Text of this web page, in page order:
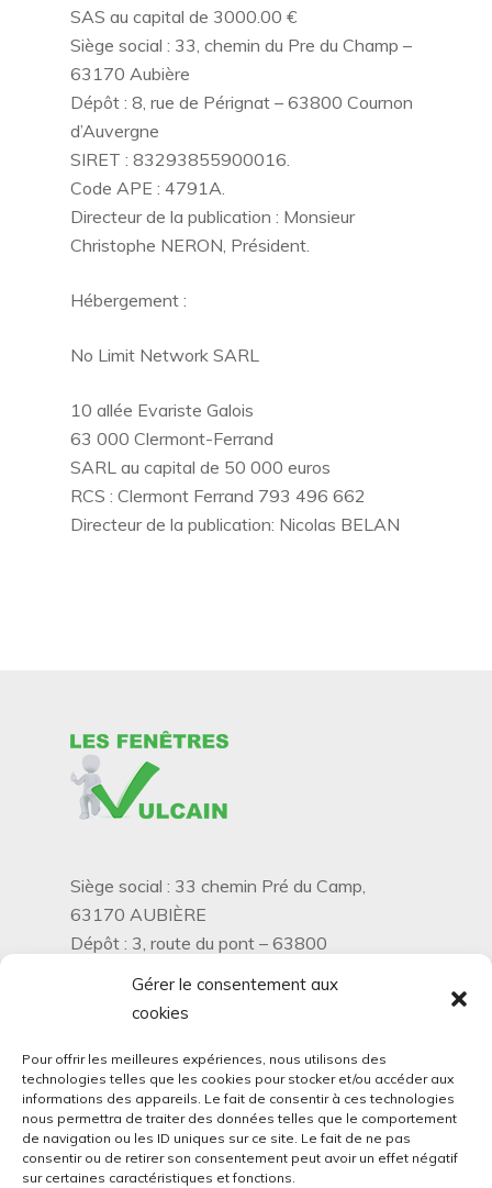
Gérer le consentement aux
cookies
Pour offrir les meilleures expériences, nous utilisons des
technologies telles que les cookies pour stocker et/ou accéder aux
informations des appareils. Le fait de consentir à ces technologies
nous permettra de traiter des données telles que le comportement
de navigation ou les ID uniques sur ce site. Le fait de ne pas
consentir ou de retirer son consentement peut avoir un effet négatif
sur certaines caractéristiques et fonctions.
SAS au capital de 3000.00 €
Siège social : 33, chemin du Pre du Champ –
63170 Aubière
Dépôt : 8, rue de Pérignat – 63800 Cournon
d’Auvergne
SIRET : 83293855900016.
Code APE : 4791A.
Directeur de la publication : Monsieur
Christophe NERON, Président.
Hébergement :
No Limit Network SARL
10 allée Evariste Galois
63 000 Clermont-Ferrand
SARL au capital de 50 000 euros
RCS : Clermont Ferrand 793 496 662
Directeur de la publication: Nicolas BELAN
Siège social : 33 chemin Pré du Camp,
63170 AUBIÈRE
Dépôt : 3, route du pont – 63800
PÉRIGNAT-SUR-ALLIER
contact@lesfenetresvulcain.fr
Attestation d’assurance
Certification Qualibat RGE